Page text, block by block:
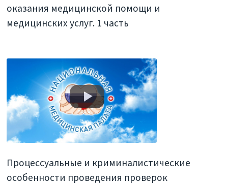
оказания медицинской помощи и
медицинских услуг. 1 часть
Процессуальные и криминалистические
особенности проведения проверок